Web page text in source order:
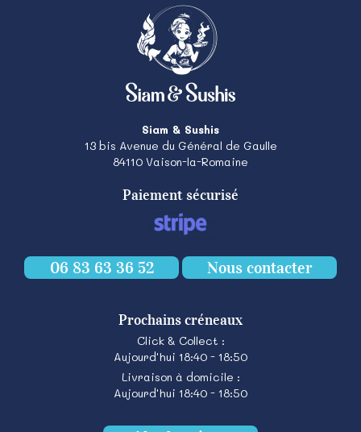
Siam & Sushis
13 bis Avenue du Général de Gaulle
84110 Vaison-la-Romaine
Paiement sécurisé
06 83 63 36 52 Nous contacter
Prochains créneaux
Click & Collect :
Aujourd'hui 18:40 - 18:50
Livraison à domicile :
Aujourd'hui 18:40 - 18:50